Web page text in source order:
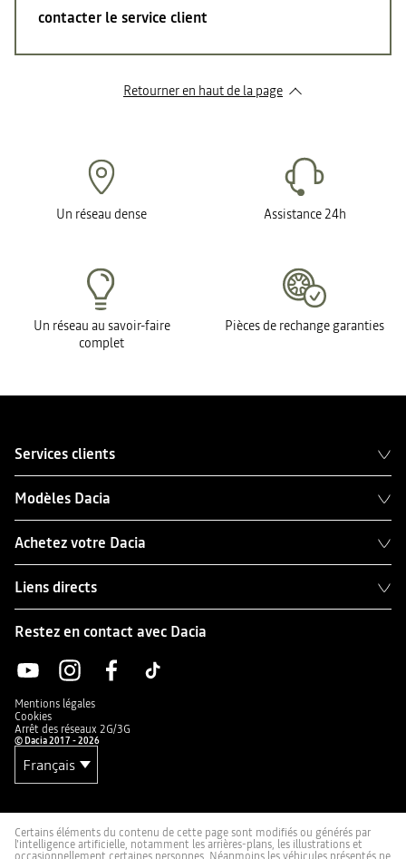
contacter le service client
Retourner en haut de la page
Un réseau dense Assistance 24h
Un réseau au savoir-faire
complet
Pièces de rechange garanties
Services clients
Modèles Dacia
Achetez votre Dacia
Liens directs
Restez en contact avec Dacia
Mentions légales
Cookies
Arrêt des réseaux 2G/3G
© Dacia 2017 - 2026
Certains éléments du contenu de cette page sont modifiés ou générés par
l'intelligence artificielle, notamment les arrières-plans, les illustrations et